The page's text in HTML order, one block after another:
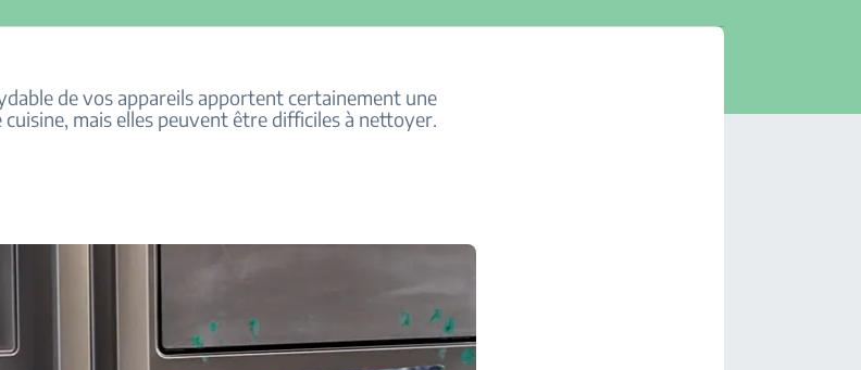
de vos appareils apportent certainement une
mais elles peuvent être difficiles à nettoyer.